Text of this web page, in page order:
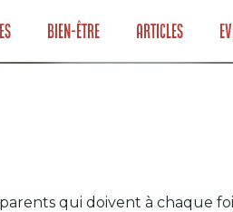
Bien-être Articles
qui doivent à chaque